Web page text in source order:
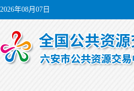
2026年08月07日